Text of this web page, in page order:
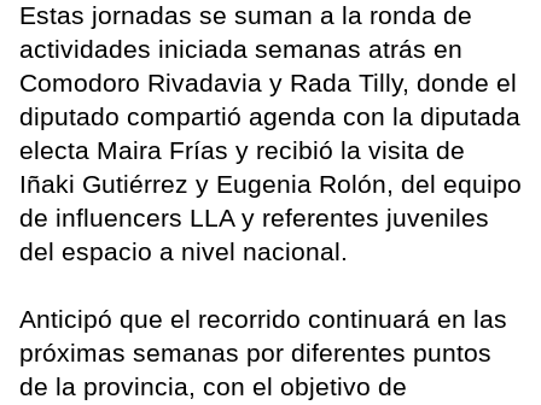
Estas jornadas se suman a la ronda de
actividades iniciada semanas atrás en
Comodoro Rivadavia y Rada Tilly, donde el
diputado compartió agenda con la diputada
electa Maira Frías y recibió la visita de
Iñaki Gutiérrez y Eugenia Rolón, del equipo
de influencers LLA y referentes juveniles
del espacio a nivel nacional.
Anticipó que el recorrido continuará en las
próximas semanas por diferentes puntos
de la provincia, con el objetivo de